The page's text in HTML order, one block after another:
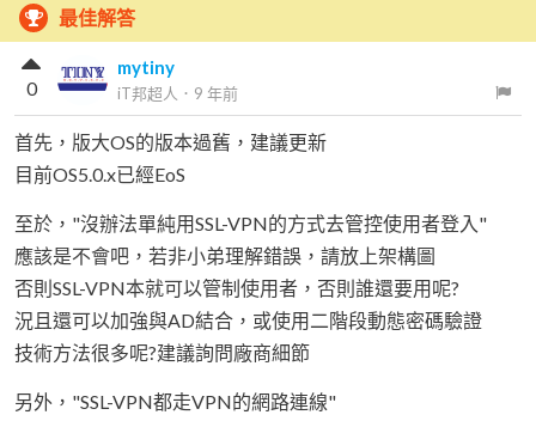
最佳解答
mytiny
iT邦超人 ． 9 年前
0
首先，版大OS的版本過舊，建議更新
目前OS5.0.x已經EoS
至於，"沒辦法單純用SSL-VPN的方式去管控使用者登入"
應該是不會吧，若非小弟理解錯誤，請放上架構圖
否則SSL-VPN本就可以管制使用者，否則誰還要用呢?
況且還可以加強與AD結合，或使用二階段動態密碼驗證
技術方法很多呢?建議詢問廠商細節
另外，"SSL-VPN都走VPN的網路連線"